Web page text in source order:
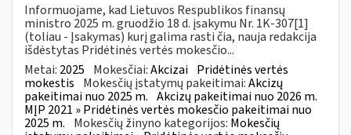
Informuojame, kad Lietuvos Respublikos finansų
ministro 2025 m. gruodžio 18 d. įsakymu Nr. 1K-307[1]
(toliau - Įsakymas) kurį galima rasti čia, nauja redakcija
išdėstytas Pridėtinės vertės mokesčio...
Metai: 2025 Mokesčiai:Akcizai Pridėtinės vertės
mokestis Mokesčių įstatymų pakeitimai:Akcizų
pakeitimai nuo 2025 m. Akcizų pakeitimai nuo 2026 m.
MĮP 2021 » Pridėtinės vertės mokesčio pakeitimai nuo
2025 m. Mokesčių žinyno kategorijos: Mokesčių